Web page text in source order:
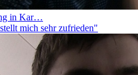
in Kar…
mich sehr zufrieden"